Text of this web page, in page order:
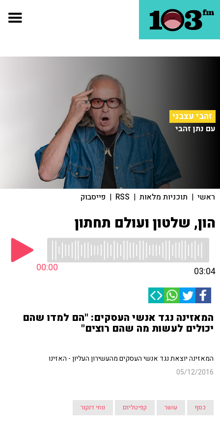
זהבי עצבני
עם נתן זהבי
ראשי | תוכניות מלאות |
RSS
| פייסבוק
הון, שלטון ועולם תחתון
00:00 03:04
המאזינה נגד אנשי העסקים: "הם למדו שהם
יכולים לעשות מה שהם רוצים"
המאזינה יוצאת נגד אנשי העסקים מהעשירון העליון - האזינו
05/12/2016
כסף עושר קפיטליזם נוחי דנקנר